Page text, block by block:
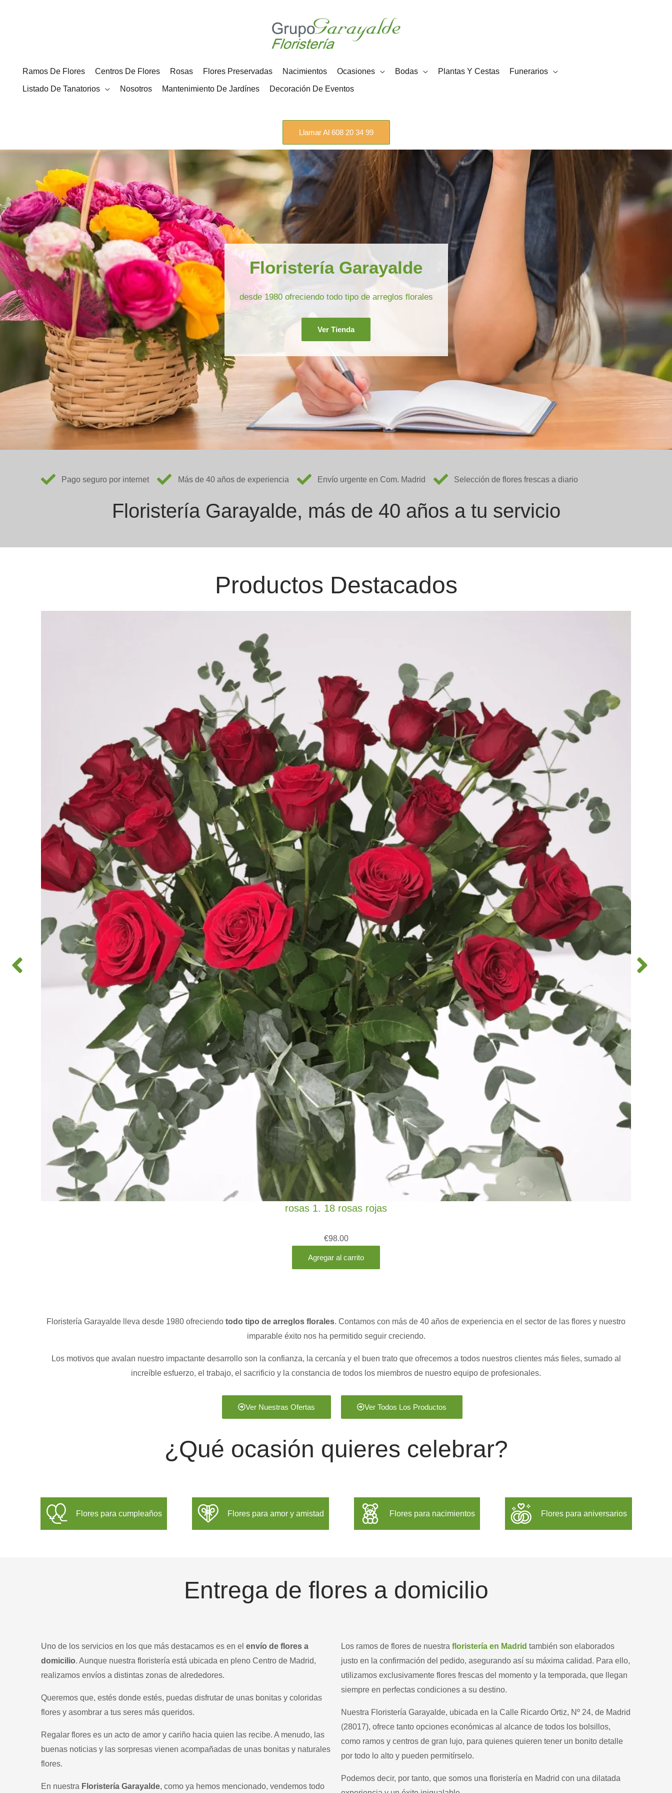
Ramos De Flores Centros De Flores Rosas Flores Preservadas Nacimientos Ocasiones Bodas Plantas Y Cestas Funerarios
Listado De Tanatorios Nosotros Mantenimiento De Jardínes Decoración De Eventos
Llamar Al 608 20 34 99
Floristería Garayalde
desde 1980 ofreciendo todo tipo de arreglos florales
Ver Tienda
Pago seguro por internet Más de 40 años de experiencia Envío urgente en Com. Madrid Selección de flores frescas a diario
Floristería Garayalde, más de 40 años a tu servicio
Productos Destacados
rosas 1. 18 rosas rojas
€98.00
Agregar al carrito
Floristería Garayalde lleva desde 1980 ofreciendo todo tipo de arreglos florales. Contamos con más de 40 años de experiencia en el sector de las flores y nuestro
imparable éxito nos ha permitido seguir creciendo.
Los motivos que avalan nuestro impactante desarrollo son la confianza, la cercanía y el buen trato que ofrecemos a todos nuestros clientes más fieles, sumado al
increíble esfuerzo, el trabajo, el sacrificio y la constancia de todos los miembros de nuestro equipo de profesionales.
Ver Nuestras Ofertas Ver Todos Los Productos
¿Qué ocasión quieres celebrar?
Flores para cumpleaños Flores para amor y amistad Flores para nacimientos Flores para aniversarios
Entrega de flores a domicilio
Uno de los servicios en los que más destacamos es en el envío de flores a
domicilio. Aunque nuestra floristería está ubicada en pleno Centro de Madrid,
realizamos envíos a distintas zonas de alrededores.
Queremos que, estés donde estés, puedas disfrutar de unas bonitas y coloridas
flores y asombrar a tus seres más queridos.
Regalar flores es un acto de amor y cariño hacia quien las recibe. A menudo, las
buenas noticias y las sorpresas vienen acompañadas de unas bonitas y naturales
flores.
En nuestra Floristería Garayalde, como ya hemos mencionado, vendemos todo
Los ramos de flores de nuestra floristería en Madrid también son elaborados
justo en la confirmación del pedido, asegurando así su máxima calidad. Para ello,
utilizamos exclusivamente flores frescas del momento y la temporada, que llegan
siempre en perfectas condiciones a su destino.
Nuestra Floristería Garayalde, ubicada en la Calle Ricardo Ortiz, Nº 24, de Madrid
(28017), ofrece tanto opciones económicas al alcance de todos los bolsillos,
como ramos y centros de gran lujo, para quienes quieren tener un bonito detalle
por todo lo alto y pueden permitírselo.
Podemos decir, por tanto, que somos una floristería en Madrid con una dilatada